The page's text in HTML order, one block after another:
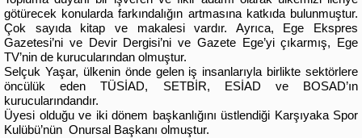
götürecek konularda farkındalığın artmasına katkıda bulunmuştur.
Çok sayıda kitap ve makalesi vardır. Ayrıca, Ege Ekspres
Gazetesi’ni ve Devir Dergisi’ni ve Gazete Ege’yi çıkarmış, Ege
TV’nin de kurucularından olmuştur.
Selçuk Yaşar, ülkenin önde gelen iş insanlarıyla birlikte sektörlere
öncülük eden TÜSİAD, SETBİR, ESİAD ve BOSAD’ın
kurucularındandır.
Üyesi olduğu ve iki dönem başkanlığını üstlendiği Karşıyaka Spor
Kulübü’nün Onursal Başkanı olmuştur.